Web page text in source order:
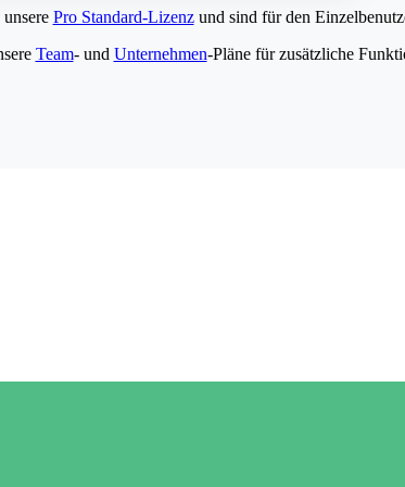
Pro Standard-Lizenzund sind für den
Team- und Unternehmen-Pläne für zusätzliche